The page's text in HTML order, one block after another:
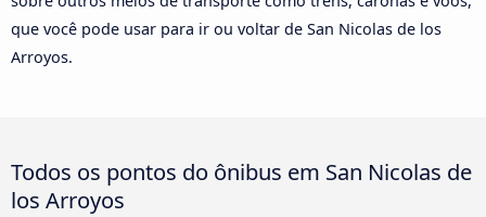
que você pode usar para ir ou voltar de San Nicolas de los
Arroyos.
Todos os pontos do ônibus em San Nicolas de
los Arroyos